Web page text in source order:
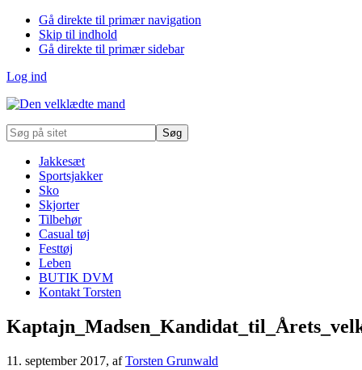
Gå direkte til primær navigation
Skip til indhold
Gå direkte til primær sidebar
Log ind
Søg
på
Jakkesæt
Sportsjakker
Sko
Skjorter
Tilbehør
Casual tøj
Festtøj
Leben
BUTIK DVM
Kontakt Torsten
11. september 2017, afTorsten Grunwald